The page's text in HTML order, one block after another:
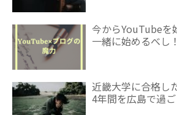
今からYouTubeを
一緒に始めるべし！
近畿大学に合格し
4年間を広島で過